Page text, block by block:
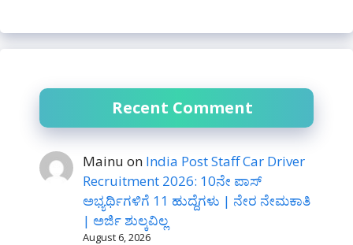
Recent Comment
Mainu on India Post Staff Car Driver
Recruitment 2026: 10ನೇ ಪಾಸ್
ಅಭ್ಯರ್ಥಿಗಳಿಗೆ 11 ಹುದ್ದೆಗಳು | ನೇರ ನೇಮಕಾತಿ
| ಅರ್ಜಿ ಶುಲ್ಕವಿಲ್ಲ
August 6, 2026